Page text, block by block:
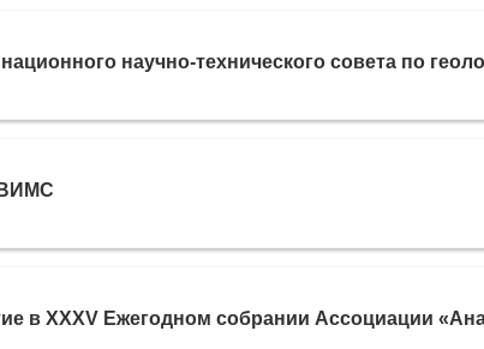
научно-технического совета по
ВИМС
в XXXV Ежегодном собрании Ассоциации